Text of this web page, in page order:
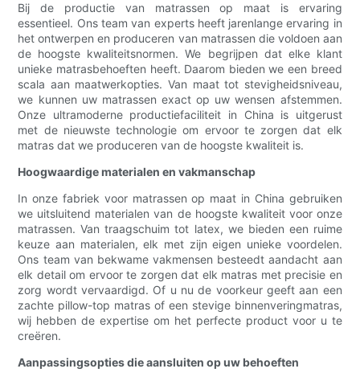
Bij de productie van matrassen op maat is ervaring
essentieel. Ons team van experts heeft jarenlange ervaring in
het ontwerpen en produceren van matrassen die voldoen aan
de hoogste kwaliteitsnormen. We begrijpen dat elke klant
unieke matrasbehoeften heeft. Daarom bieden we een breed
scala aan maatwerkopties. Van maat tot stevigheidsniveau,
we kunnen uw matrassen exact op uw wensen afstemmen.
Onze ultramoderne productiefaciliteit in China is uitgerust
met de nieuwste technologie om ervoor te zorgen dat elk
matras dat we produceren van de hoogste kwaliteit is.
Hoogwaardige materialen en vakmanschap
In onze fabriek voor matrassen op maat in China gebruiken
we uitsluitend materialen van de hoogste kwaliteit voor onze
matrassen. Van traagschuim tot latex, we bieden een ruime
keuze aan materialen, elk met zijn eigen unieke voordelen.
Ons team van bekwame vakmensen besteedt aandacht aan
elk detail om ervoor te zorgen dat elk matras met precisie en
zorg wordt vervaardigd. Of u nu de voorkeur geeft aan een
zachte pillow-top matras of een stevige binnenveringmatras,
wij hebben de expertise om het perfecte product voor u te
creëren.
Aanpassingsopties die aansluiten op uw behoeften